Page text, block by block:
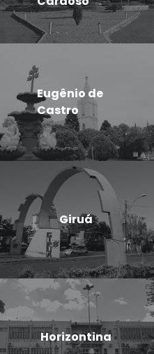
Eugênio de
Castro
Giruá
Horizontina